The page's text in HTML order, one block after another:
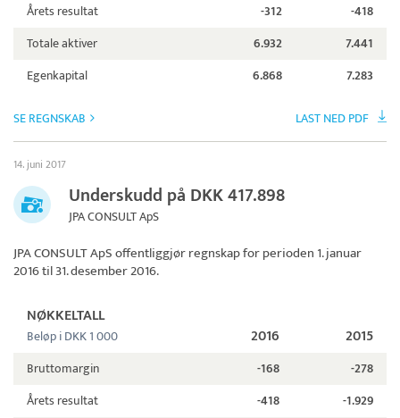
Årets resultat
-312
-418
Totale aktiver
6.932
7.441
Egenkapital
6.868 7.283
SE REGNSKAB LAST NED PDF
14. juni 2017
Underskudd på DKK 417.898
JPA CONSULT ApS
JPA CONSULT ApSoffentliggjør regnskap for perioden 1. januar
2016 til 31. desember 2016.
NØKKELTALL
Beløp i DKK 1 000 2016 2015
Bruttomargin -168
-278
Årets resultat
-418
-1.929